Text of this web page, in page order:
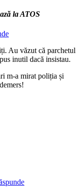
la ATOS
Au văzut că parchetul
inutil dacă insistau.
m-a mirat poliția și